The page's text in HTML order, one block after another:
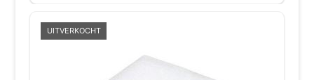
UITVERKOCHT